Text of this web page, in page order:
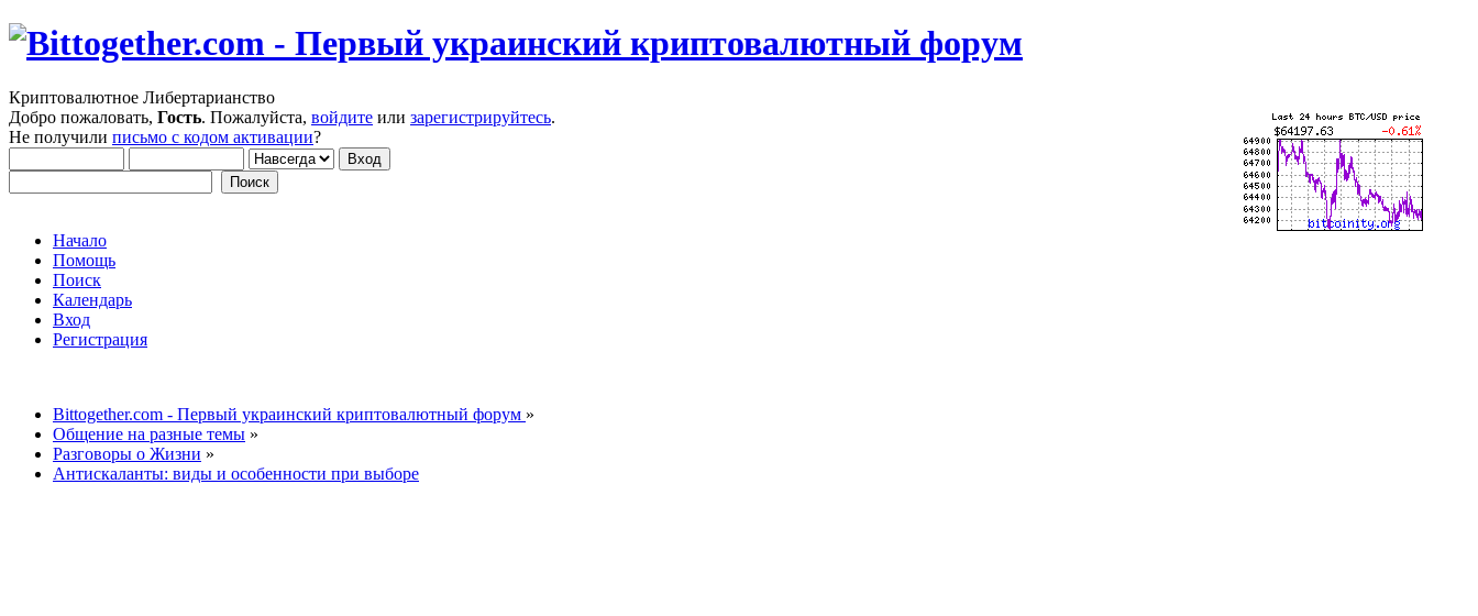
Криптовалютное Либертарианство
Добро пожаловать, Гость. Пожалуйста, войдите или зарегистрируйтесь.
Не получили письмо с кодом активации?
Начало
Помощь
Поиск
Календарь
Вход
Регистрация
Bittogether.com - Первый украинский криптовалютный форум »
Общение на разные темы »
Разговоры о Жизни »
Антискаланты: виды и особенности при выборе